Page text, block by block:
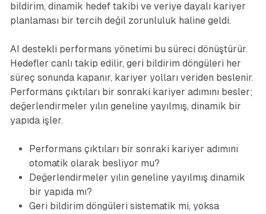
bildirim, dinamik hedef takibi ve veriye dayalı kariyer
planlaması bir tercih değil zorunluluk haline geldi.
AI destekli performans yönetimi bu süreci dönüştürür.
Hedefler canlı takip edilir, geri bildirim döngüleri her
süreç sonunda kapanır, kariyer yolları veriden beslenir.
Performans çıktıları bir sonraki kariyer adımını besler;
değerlendirmeler yılın geneline yayılmış, dinamik bir
yapıda işler.
Performans çıktıları bir sonraki kariyer adımını
otomatik olarak besliyor mu?
Değerlendirmeler yılın geneline yayılmış dinamik
bir yapıda mı?
Geri bildirim döngüleri sistematik mi, yoksa